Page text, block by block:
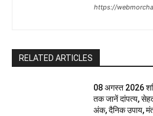
https://
RELATED ARTICLES
08 अगस्त 2026
तक जानें दांपत्य,
अंक, दैनिक उपाय,